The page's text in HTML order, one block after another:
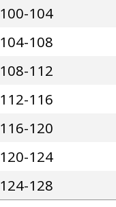
100-104
104-108
108-112
112-116
116-120
120-124
124-128